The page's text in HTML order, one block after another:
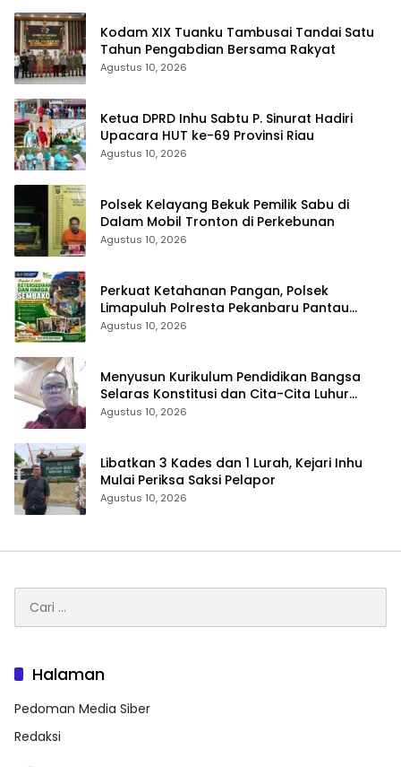
Kodam XIX Tuanku Tambusai Tandai Satu
Tahun Pengabdian Bersama Rakyat
Agustus 10, 2026
Ketua DPRD Inhu Sabtu P. Sinurat Hadiri
Upacara HUT ke-69 Provinsi Riau
Agustus 10, 2026
Polsek Kelayang Bekuk Pemilik Sabu di
Dalam Mobil Tronton di Perkebunan
Agustus 10, 2026
Perkuat Ketahanan Pangan, Polsek
Limapuluh Polresta Pekanbaru Pantau
Harga Sembako di Pasar
Agustus 10, 2026
Menyusun Kurikulum Pendidikan Bangsa
Selaras Konstitusi dan Cita-Cita Luhur
Bangsa
Agustus 10, 2026
Libatkan 3 Kades dan 1 Lurah, Kejari Inhu
Mulai Periksa Saksi Pelapor
Agustus 10, 2026
untuk:
Halaman
Pedoman Media Siber
Redaksi